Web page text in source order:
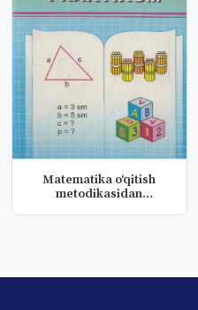
Matematika o‘qitish
metodikasidan